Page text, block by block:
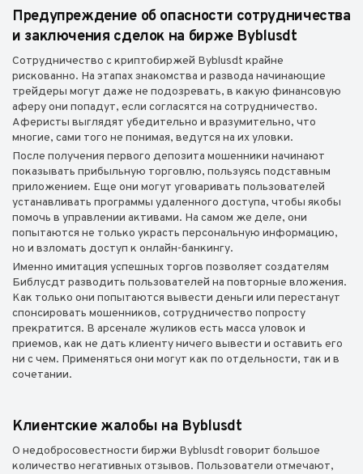
Предупреждение об опасности сотрудничества
и заключения сделок на бирже Byblusdt
Сотрудничество с криптобиржей Byblusdt крайне
рискованно. На этапах знакомства и развода начинающие
трейдеры могут даже не подозревать, в какую финансовую
аферу они попадут, если согласятся на сотрудничество.
Аферисты выглядят убедительно и вразумительно, что
многие, сами того не понимая, ведутся на их уловки.
После получения первого депозита мошенники начинают
показывать прибыльную торговлю, пользуясь подставным
приложением. Еще они могут уговаривать пользователей
устанавливать программы удаленного доступа, чтобы якобы
помочь в управлении активами. На самом же деле, они
попытаются не только украсть персональную информацию,
но и взломать доступ к онлайн-банкингу.
Именно имитация успешных торгов позволяет создателям
Библусдт разводить пользователей на повторные вложения.
Как только они попытаются вывести деньги или перестанут
спонсировать мошенников, сотрудничество попросту
прекратится. В арсенале жуликов есть масса уловок и
приемов, как не дать клиенту ничего вывести и оставить его
ни с чем. Применяться они могут как по отдельности, так и в
сочетании.
Клиентские жалобы на Byblusdt
О недобросовестности биржи Byblusdt говорит большое
количество негативных отзывов. Пользователи отмечают,